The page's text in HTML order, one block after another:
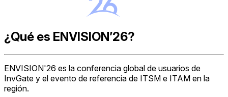
¿Qué es ENVISION’26?
ENVISION'26 es la conferencia global de usuarios de
InvGate y el evento de referencia de ITSM e ITAM en la
región.